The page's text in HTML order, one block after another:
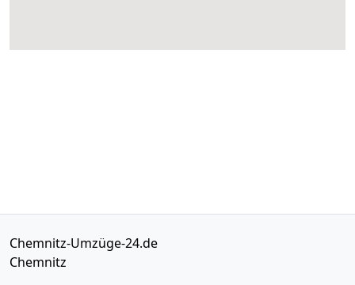
Chemnitz-Umzüge-24.de
Chemnitz